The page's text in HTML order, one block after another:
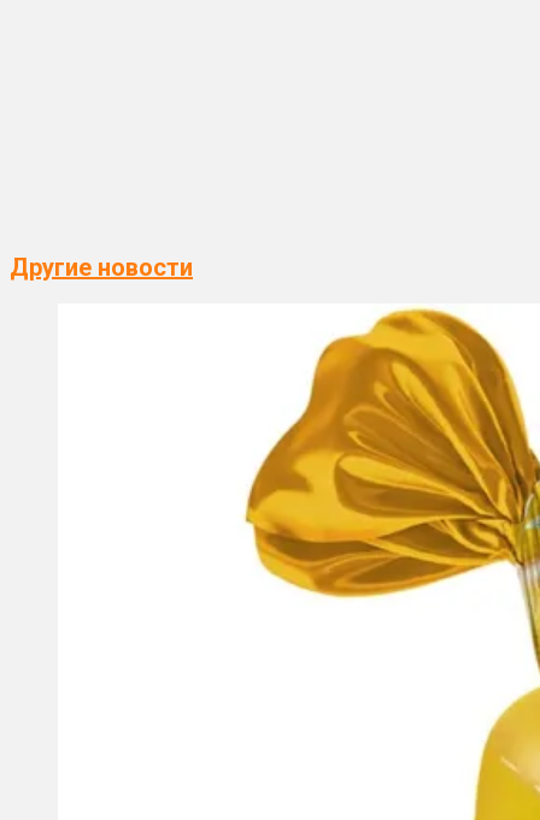
Другие новости